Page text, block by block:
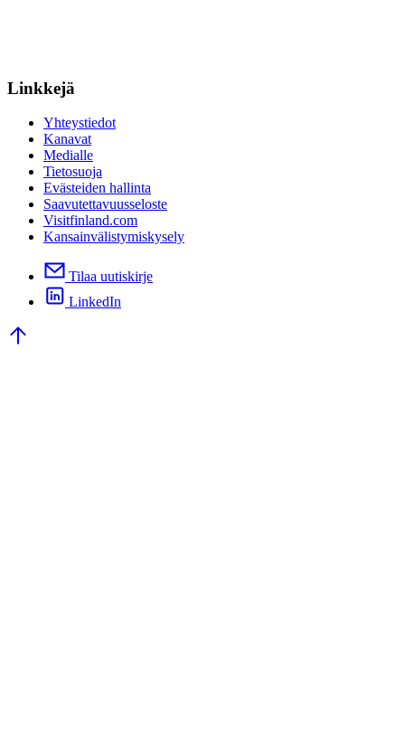
Linkkejä
Yhteystiedot
Kanavat
Medialle
Tietosuoja
Evästeiden hallinta
Saavutettavuusseloste
Visitfinland.com
Kansainvälistymiskysely
Tilaa uutiskirje
LinkedIn